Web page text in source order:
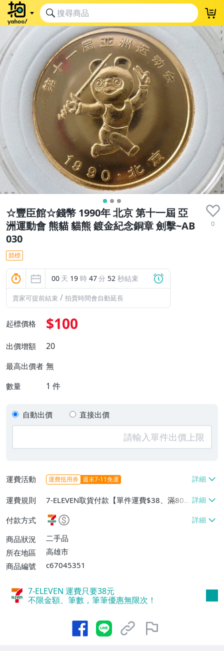
☆豐臣館☆錢幣 1990年 北京 第十一屆 亞
洲運動會 熊貓 貓熊 鍍金紀念銅章 劍擊~AB
030
0
競標
00 天 19 時 47分 50 秒結束
賣家可提前結束 / 拍賣時間會自動延長
起標價格 $100
出價增額 20
最高出價者 無
數量 1 件
自動出價 直接出價
運費活動 運費抵用券 週末7-11免運
運費規則
7-ELEVEN取貨付款【單件運費$38、滿80
件或消費滿$5000免運費】、郵局掛號【單
件運費$40、滿80件或消費滿$5000免運
費】
付款方式
商品狀況
二手品
所在地區
高雄市
商品編號
c67045351
7-ELEVEN 運費只要38元
不限金額、筆數，筆筆優惠無限次！